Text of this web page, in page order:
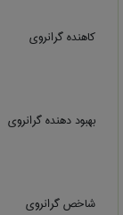
کاهنده گرانروی
بهبود دهنده گرانروی
شاخص گرانروی